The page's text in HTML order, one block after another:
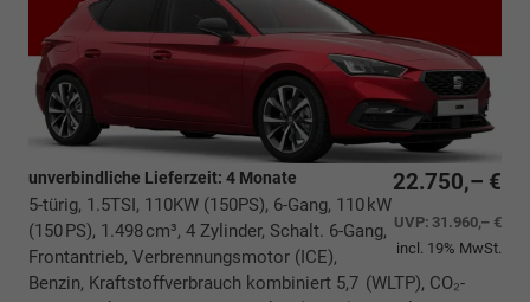
22.750,– €
UVP: 31.960,– €
incl. 19% MwSt.
unverbindliche Lieferzeit: 4 Monate
5-türig, 1.5TSI, 110KW (150PS), 6-Gang, 110 kW
(150 PS), 1.498 cm³, 4 Zylinder, Schalt. 6-Gang,
Frontantrieb, Verbrennungsmotor (ICE),
Benzin, Kraftstoffverbrauch kombiniert 5,7 (WLTP), CO₂-